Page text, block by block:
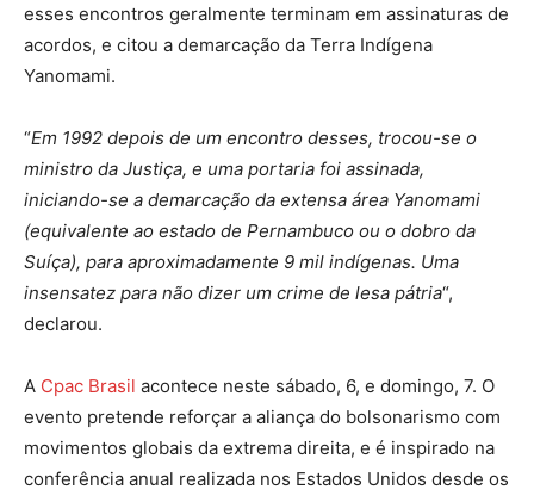
esses encontros geralmente terminam em assinaturas de
acordos, e citou a demarcação da Terra Indígena
Yanomami.
“Em 1992 depois de um encontro desses, trocou-se o
ministro da Justiça, e uma portaria foi assinada,
iniciando-se a demarcação da extensa área Yanomami
(equivalente ao estado de Pernambuco ou o dobro da
Suíça), para aproximadamente 9 mil indígenas. Uma
insensatez para não dizer um crime de lesa pátria“,
declarou.
A Cpac Brasil acontece neste sábado, 6, e domingo, 7. O
evento pretende reforçar a aliança do bolsonarismo com
movimentos globais da extrema direita, e é inspirado na
conferência anual realizada nos Estados Unidos desde os